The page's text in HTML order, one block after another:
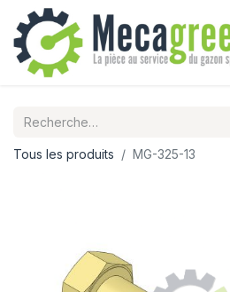
Tous les produits MG-325-13